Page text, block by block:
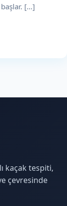
[…]
kaçak tespiti,
çevresinde